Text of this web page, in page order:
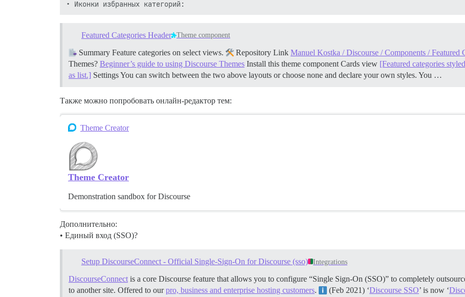
Featured Categories Header Theme component
Summary Feature categories on select views. Repository Link Manuel Kostka / Discourse / Components / Featured
Themes? Beginner’s guide to using Discourse Themes Install this theme component Cards view [Featured categories
as list.] Settings You can switch between the two above layouts or choose none and declare your own styles. You …
Также можно попробовать онлайн-редактор тем:
Theme Creator
Theme Creator
Demonstration sandbox for Discourse
Дополнительно:
• Единый вход (SSO)?
Setup DiscourseConnect - Official Single-Sign-On for Discourse (sso) Integrations
DiscourseConnect is a core Discourse feature that allows you to configure “Single Sign-On (SSO)” to completely
to another site. Offered to ourpro, business and enterprise hosting customers. (Feb 2021) ‘Discourse SSO’ is now ‘